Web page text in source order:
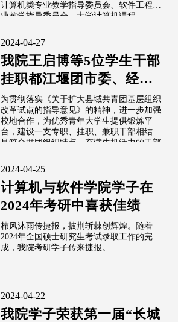
计算机类专业教学指导委员会、软件工程专
业教学指导委员会、大学计算机课程...
2024-04-27
我院王启博等5位学生干部
挂职都江堰团市委、经科
信局青年干事
为贯彻落实《关于扩大县域共青团基层组织
改革试点的指导意见》的精神，进一步加强
校地合作，为优秀青年大学生提供锻炼平
台，建设一支专职、挂职、兼职干部相结合
且符合群团组织特点，充满生机活力的干部
2024-04-25
计算机与软件学院学子在
2024年考研中喜获佳绩
栉风沐雨传捷报，披荆斩棘创辉煌。随着
2024年全国硕士研究生考试录取工作的完
成，我院考研学子传来捷报。
2024-04-22
我院学子荣获第一届“长城